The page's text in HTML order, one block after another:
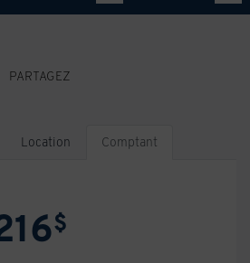
PARTAGEZ
Location Comptant
$